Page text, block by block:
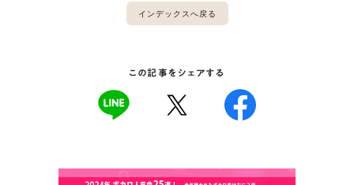
インデックスへ戻る
この記事をシェアする